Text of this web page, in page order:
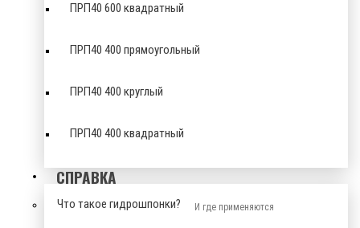
ПРП40 600 квадратный
ПРП40 400 прямоугольный
ПРП40 400 круглый
ПРП40 400 квадратный
СПРАВКА
Что такое гидрошпонки? И где применяются